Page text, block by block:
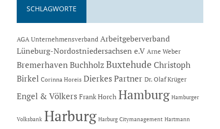
SCHLAGWORTE
AGA Unternehmensverband Arbeitgeberverband
Lüneburg-Nordostniedersachsen e.V Arne Weber
Bremerhaven Buchholz Buxtehude Christoph
Birkel Corinna Horeis Dierkes Partner Dr. Olaf Krüger
Engel & Völkers Frank Horch Hamburg Hamburger
Volksbank Harburg Harburg Citymanagement Hartmann